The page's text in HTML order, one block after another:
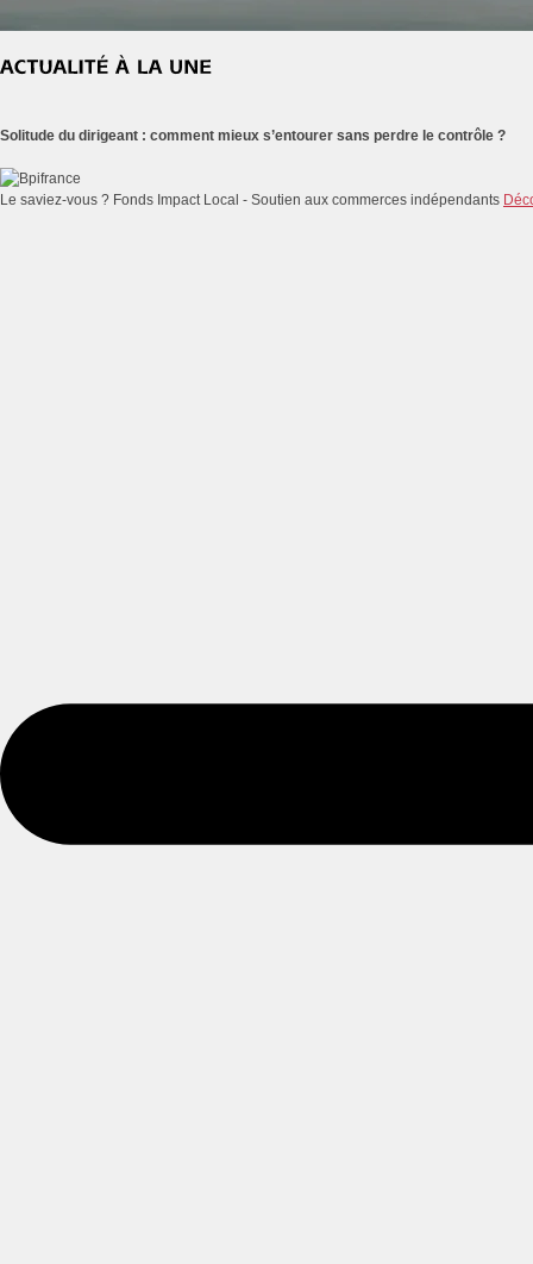
Solitude du dirigeant : comment mieux s’entourer sans perdre le contrôle ?
Le saviez-vous ? Fonds Impact Local - Soutien aux commerces indépendants